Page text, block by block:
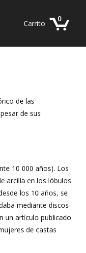
0
Carrito
de las
de sus
10 000 años). Los
arcilla en los lóbulos
los 10 años, se
mediante discos
un artículo publicado
de castas